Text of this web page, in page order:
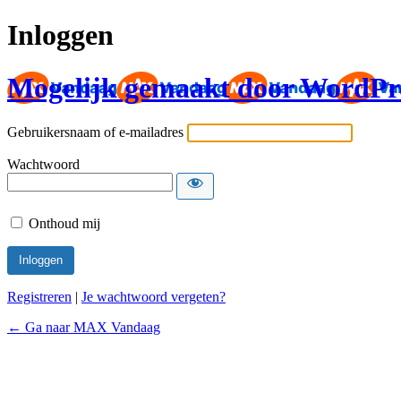
Inloggen
Mogelijk gemaakt door
Gebruikersnaam of e-mailadres
Wachtwoord
Onthoud mij
Registreren | Je wachtwoord vergeten?
← Ga naar MAX Vandaag